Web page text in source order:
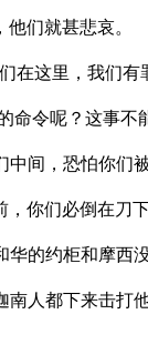
们就甚悲哀。
在这里，我们
命令呢？这事不
间，恐怕你们
你们必倒在刀
的约柜和摩西没
人都下来击打